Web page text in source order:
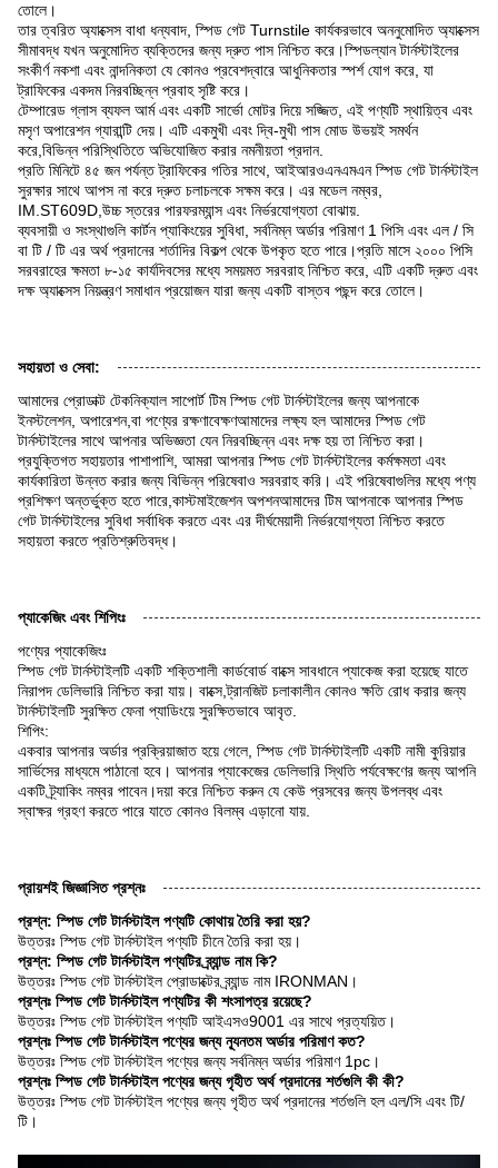
তোলে।
তার ত্বরিত অ্যাক্সেস বাধা ধন্যবাদ, স্পিড গেট Turnstile কার্যকরভাবে অননুমোদিত অ্যাক্সেস
সীমাবদ্ধ যখন অনুমোদিত ব্যক্তিদের জন্য দ্রুত পাস নিশ্চিত করে।স্পিডল্যান টার্নস্টাইলের
সংকীর্ণ নকশা এবং নান্দনিকতা যে কোনও প্রবেশদ্বারে আধুনিকতার স্পর্শ যোগ করে, যা
ট্রাফিকের একদম নিরবচ্ছিন্ন প্রবাহ সৃষ্টি করে।
টেম্পারেড গ্লাস ব্যফল আর্ম এবং একটি সার্ভো মোটর দিয়ে সজ্জিত, এই পণ্যটি স্থায়িত্ব এবং
মসৃণ অপারেশন গ্যারান্টি দেয়। এটি একমুখী এবং দ্বি-মুখী পাস মোড উভয়ই সমর্থন
করে,বিভিন্ন পরিস্থিতিতে অভিযোজিত করার নমনীয়তা প্রদান.
প্রতি মিনিটে ৪৫ জন পর্যন্ত ট্রাফিকের গতির সাথে, আইআরওএনএমএন স্পিড গেট টার্নস্টাইল
সুরক্ষার সাথে আপস না করে দ্রুত চলাচলকে সক্ষম করে। এর মডেল নম্বর,
IM.ST609D,উচ্চ স্তরের পারফরম্যান্স এবং নির্ভরযোগ্যতা বোঝায়.
ব্যবসায়ী ও সংস্থাগুলি কার্টন প্যাকিংয়ের সুবিধা, সর্বনিম্ন অর্ডার পরিমাণ 1 পিসি এবং এল / সি
বা টি / টি এর অর্থ প্রদানের শর্তাদির বিকল্প থেকে উপকৃত হতে পারে।প্রতি মাসে ২০০০ পিসি
সরবরাহের ক্ষমতা ৮-১৫ কার্যদিবসের মধ্যে সময়মত সরবরাহ নিশ্চিত করে, এটি একটি দ্রুত এবং
দক্ষ অ্যাক্সেস নিয়ন্ত্রণ সমাধান প্রয়োজন যারা জন্য একটি বাস্তব পছন্দ করে তোলে।
সহায়তা ও সেবা:
আমাদের প্রোডাক্ট টেকনিক্যাল সাপোর্ট টিম স্পিড গেট টার্নস্টাইলের জন্য আপনাকে
ইনস্টলেশন, অপারেশন,বা পণ্যের রক্ষণাবেক্ষণআমাদের লক্ষ্য হল আমাদের স্পিড গেট
টার্নস্টাইলের সাথে আপনার অভিজ্ঞতা যেন নিরবচ্ছিন্ন এবং দক্ষ হয় তা নিশ্চিত করা।
প্রযুক্তিগত সহায়তার পাশাপাশি, আমরা আপনার স্পিড গেট টার্নস্টাইলের কর্মক্ষমতা এবং
কার্যকারিতা উন্নত করার জন্য বিভিন্ন পরিষেবাও সরবরাহ করি। এই পরিষেবাগুলির মধ্যে পণ্য
প্রশিক্ষণ অন্তর্ভুক্ত হতে পারে,কাস্টমাইজেশন অপশনআমাদের টিম আপনাকে আপনার স্পিড
গেট টার্নস্টাইলের সুবিধা সর্বাধিক করতে এবং এর দীর্ঘমেয়াদী নির্ভরযোগ্যতা নিশ্চিত করতে
সহায়তা করতে প্রতিশ্রুতিবদ্ধ।
প্যাকেজিং এবং শিপিংঃ
পণ্যের প্যাকেজিংঃ
স্পিড গেট টার্নস্টাইলটি একটি শক্তিশালী কার্ডবোর্ড বাক্সে সাবধানে প্যাকেজ করা হয়েছে যাতে
নিরাপদ ডেলিভারি নিশ্চিত করা যায়। বাক্সে,ট্রানজিট চলাকালীন কোনও ক্ষতি রোধ করার জন্য
টার্নস্টাইলটি সুরক্ষিত ফেনা প্যাডিংয়ে সুরক্ষিতভাবে আবৃত.
শিপিং:
একবার আপনার অর্ডার প্রক্রিয়াজাত হয়ে গেলে, স্পিড গেট টার্নস্টাইলটি একটি নামী কুরিয়ার
সার্ভিসের মাধ্যমে পাঠানো হবে। আপনার প্যাকেজের ডেলিভারি স্থিতি পর্যবেক্ষণের জন্য আপনি
একটি ট্র্যাকিং নম্বর পাবেন।দয়া করে নিশ্চিত করুন যে কেউ প্রসবের জন্য উপলব্ধ এবং
স্বাক্ষর গ্রহণ করতে পারে যাতে কোনও বিলম্ব এড়ানো যায়.
প্রায়শই জিজ্ঞাসিত প্রশ্নঃ
প্রশ্ন: স্পিড গেট টার্নস্টাইল পণ্যটি কোথায় তৈরি করা হয়?
উত্তরঃ স্পিড গেট টার্নস্টাইল পণ্যটি চীনে তৈরি করা হয়।
প্রশ্ন: স্পিড গেট টার্নস্টাইল পণ্যটির ব্র্যান্ড নাম কি?
উত্তরঃ স্পিড গেট টার্নস্টাইল প্রোডাক্টের ব্র্যান্ড নাম IRONMAN।
প্রশ্নঃ স্পিড গেট টার্নস্টাইল পণ্যটির কী শংসাপত্র রয়েছে?
উত্তরঃ স্পিড গেট টার্নস্টাইল পণ্যটি আইএসও9001 এর সাথে প্রত্যয়িত।
প্রশ্নঃ স্পিড গেট টার্নস্টাইল পণ্যের জন্য ন্যূনতম অর্ডার পরিমাণ কত?
উত্তরঃ স্পিড গেট টার্নস্টাইল পণ্যের জন্য সর্বনিম্ন অর্ডার পরিমাণ 1pc।
প্রশ্নঃ স্পিড গেট টার্নস্টাইল পণ্যের জন্য গৃহীত অর্থ প্রদানের শর্তগুলি কী কী?
উত্তরঃ স্পিড গেট টার্নস্টাইল পণ্যের জন্য গৃহীত অর্থ প্রদানের শর্তগুলি হল এল/সি এবং টি/
টি।